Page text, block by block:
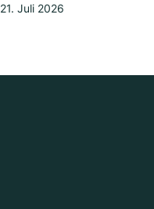
21. Juli 2026